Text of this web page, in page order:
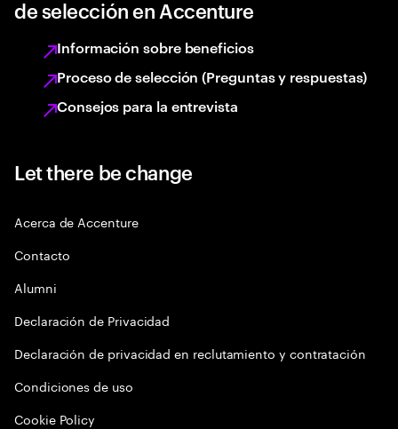
de selección en Accenture
Información sobre beneficios
Proceso de selección (Preguntas y respuestas)
Consejos para la entrevista
Let there be change
Acerca de Accenture
Contacto
Alumni
Declaración de Privacidad
Declaración de privacidad en reclutamiento y contratación
Condiciones de uso
Cookie Policy